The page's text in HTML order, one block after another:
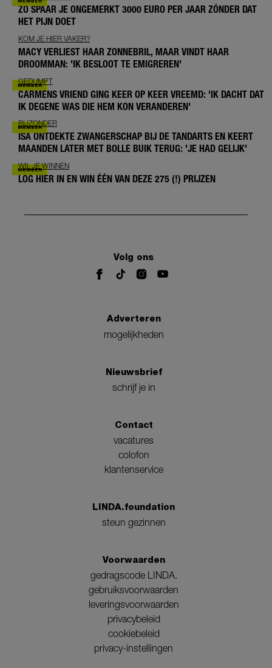
ZO SPAAR JE ONGEMERKT 3000 EURO PER JAAR ZÓNDER DAT
HET PIJN DOET
KOM JE HIER VAKER?
MACY VERLIEST HAAR ZONNEBRIL, MAAR VINDT HAAR
DROOMMAN: 'IK BESLOOT TE EMIGREREN'
GEDUMPT
CARMENS VRIEND GING KEER OP KEER VREEMD: 'IK DACHT DAT
IK DEGENE WAS DIE HEM KON VERANDEREN'
BIJZONDER
ISA ONTDEKTE ZWANGERSCHAP BIJ DE TANDARTS EN KEERT
MAANDEN LATER MET BOLLE BUIK TERUG: 'JE HAD GELIJK'
WIL JE WINNEN
LOG HIER IN EN WIN ÉÉN VAN DEZE 275 (!) PRIJZEN
Volg ons
Adverteren
mogelijkheden
Nieuwsbrief
schrijf je in
Contact
vacatures
colofon
klantenservice
LINDA.foundation
steun gezinnen
Voorwaarden
gedragscode LINDA.
gebruiksvoorwaarden
leveringsvoorwaarden
privacybeleid
cookiebeleid
privacy-instellingen